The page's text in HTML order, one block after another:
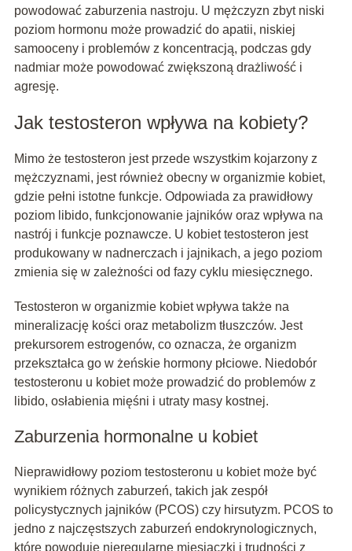
powodować zaburzenia nastroju. U mężczyzn zbyt niski
poziom hormonu może prowadzić do apatii, niskiej
samooceny i problemów z koncentracją, podczas gdy
nadmiar może powodować zwiększoną drażliwość i
agresję.
Jak testosteron wpływa na kobiety?
Mimo że testosteron jest przede wszystkim kojarzony z
mężczyznami, jest również obecny w organizmie kobiet,
gdzie pełni istotne funkcje. Odpowiada za prawidłowy
poziom libido, funkcjonowanie jajników oraz wpływa na
nastrój i funkcje poznawcze. U kobiet testosteron jest
produkowany w nadnerczach i jajnikach, a jego poziom
zmienia się w zależności od fazy cyklu miesięcznego.
Testosteron w organizmie kobiet wpływa także na
mineralizację kości oraz metabolizm tłuszczów. Jest
prekursorem estrogenów, co oznacza, że organizm
przekształca go w żeńskie hormony płciowe. Niedobór
testosteronu u kobiet może prowadzić do problemów z
libido, osłabienia mięśni i utraty masy kostnej.
Zaburzenia hormonalne u kobiet
Nieprawidłowy poziom testosteronu u kobiet może być
wynikiem różnych zaburzeń, takich jak zespół
policystycznych jajników (PCOS) czy hirsutyzm. PCOS to
jedno z najczęstszych zaburzeń endokrynologicznych,
które powoduje nieregularne miesiączki i trudności z